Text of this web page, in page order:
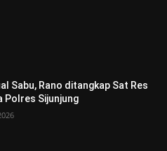
Sabu, Rano ditangkap Sat Res
Polres Sijunjung